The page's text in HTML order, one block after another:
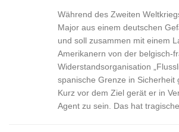
Während des Zweiten
Major aus einem deutschen
und soll zusammen mit einem
Amerikanern von der belgisch-
Widerstandsorganisation
spanische Grenze in Sicherheit
Kurz vor dem Ziel gerät er in
Agent zu sein. Das hat